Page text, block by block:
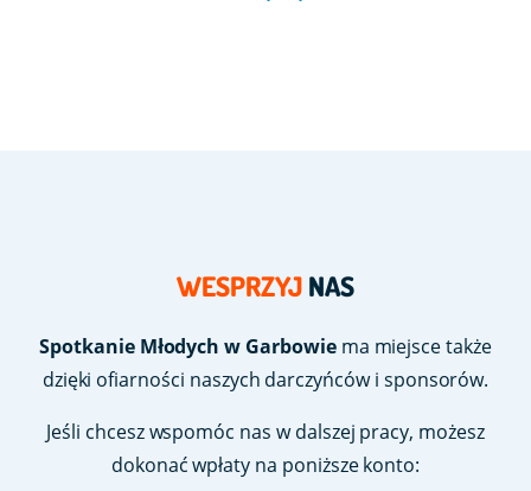
WESPRZYJNAS
Spotkanie Młodych w Garbowiema miejsce także
dzięki ofiarności naszych darczyńców i sponsorów.
Jeśli chcesz wspomóc nas w dalszej pracy, możesz
dokonać wpłaty na poniższe konto: